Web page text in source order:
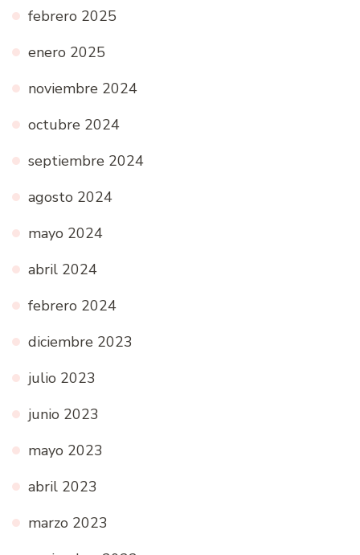
febrero 2025
enero 2025
noviembre 2024
octubre 2024
septiembre 2024
agosto 2024
mayo 2024
abril 2024
febrero 2024
diciembre 2023
julio 2023
junio 2023
mayo 2023
abril 2023
marzo 2023